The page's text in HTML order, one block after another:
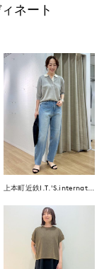
ネート